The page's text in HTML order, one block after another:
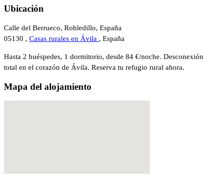
Ubicación
Calle del Berrueco, Robledillo, España
05130 , Casas rurales en Ávila , España
Hasta 2 huéspedes, 1 dormitorio, desde 84 €/noche. Desconexión
total en el corazón de Ávila. Reserva tu refugio rural ahora.
Mapa del alojamiento